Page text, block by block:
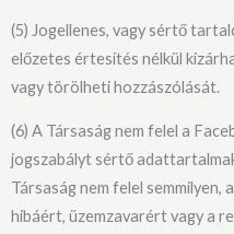
(5) Jogellenes, vagy sértő
előzetes értesítés nélkül
vagy törölheti hozzászólását.
(6) A Társaság nem felel a
jogszabályt sértő
Társaság nem felel semmilyen,
hibáért, üzemzavarért vagy a